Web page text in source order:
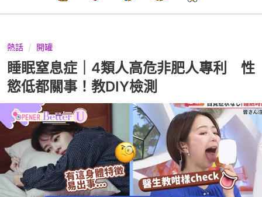
熱話 開罐
睡眠窒息症｜4類人高危非肥人專利 性
慾低都關事！教DIY檢測